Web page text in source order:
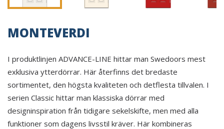
MONTEVERDI
I produktlinjen ADVANCE-LINE hittar man Swedoors mest
exklusiva ytterdörrar. Här återfinns det bredaste
sortimentet, den högsta kvaliteten och detflesta tillvalen. I
serien Classic hittar man klassiska dörrar med
designinspiration från tidigare sekelskifte, men med alla
funktioner som dagens livsstil kräver. Här kombineras